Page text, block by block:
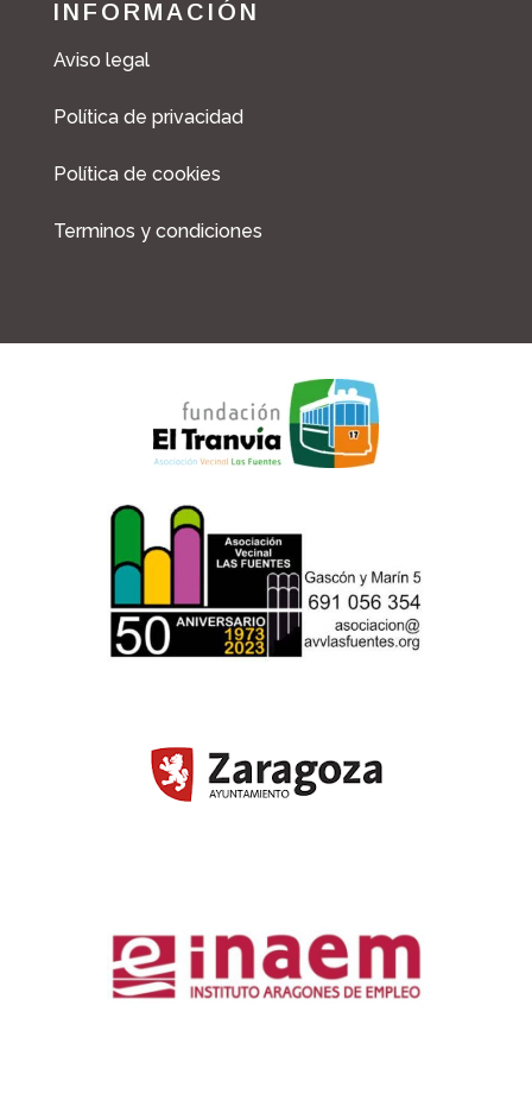
INFORMACIÓN
Aviso legal
Política de privacidad
Política de cookies
Terminos y condiciones